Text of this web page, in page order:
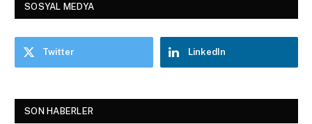
SOSYAL MEDYA
Twitter LinkedIn
SON HABERLER